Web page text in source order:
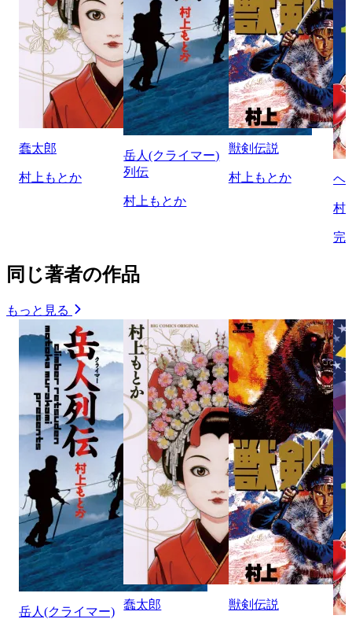
蠢太郎
村上もとか
岳人(クライマー)
列伝
村上もとか
獣剣伝説
村上もとか ヘ
村
完
同じ著者の作品
もっと見る
岳人(クライマー)
蠢太郎 獣剣伝説